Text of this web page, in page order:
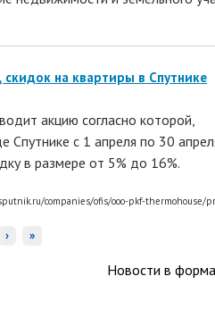
на квартиры в Спутнике
акцию согласно которой,
Спутнике с 1 апреля по 30
в размере от 5% до 16%.
companies/ofis/ooo-pkf-thermohouse/
› »
Новости в